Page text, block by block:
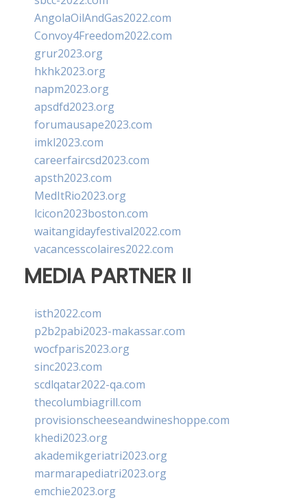
AngolaOilAndGas2022.com
Convoy4Freedom2022.com
grur2023.org
hkhk2023.org
napm2023.org
apsdfd2023.org
forumausape2023.com
imkl2023.com
careerfaircsd2023.com
apsth2023.com
MedItRio2023.org
lcicon2023boston.com
waitangidayfestival2022.com
vacancesscolaires2022.com
MEDIA PARTNER II
isth2022.com
p2b2pabi2023-makassar.com
wocfparis2023.org
sinc2023.com
scdlqatar2022-qa.com
thecolumbiagrill.com
provisionscheeseandwineshoppe.com
khedi2023.org
akademikgeriatri2023.org
marmarapediatri2023.org
emchie2023.org